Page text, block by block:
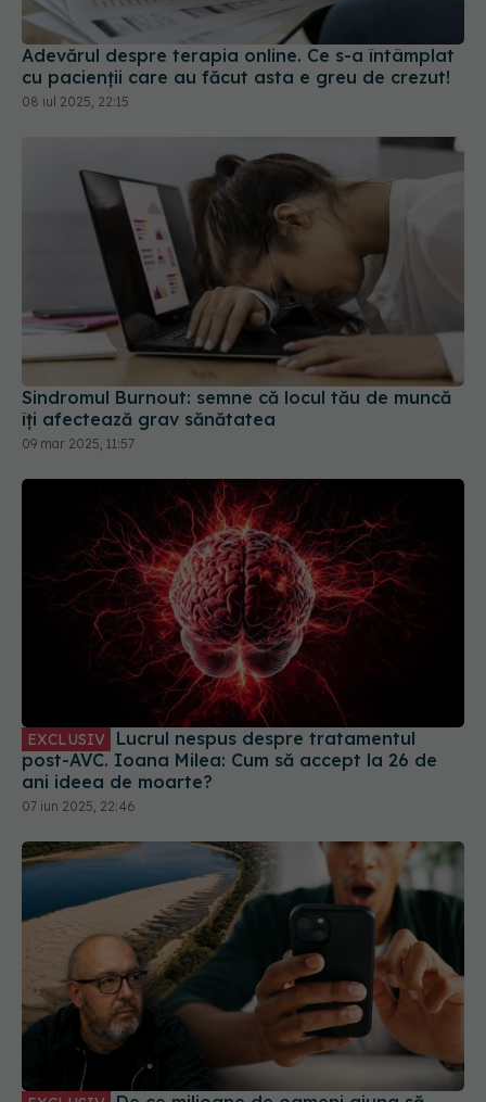
Adevărul despre terapia online. Ce s-a întâmplat
cu pacienții care au făcut asta e greu de crezut!
08 iul 2025, 22:15
Sindromul Burnout: semne că locul tău de muncă
îți afectează grav sănătatea
09 mar 2025, 11:57
EXCLUSIV
post-AVC. Ioana Milea: Cum să accept la 26 de
ani ideea de moarte?
07 iun 2025, 22:46